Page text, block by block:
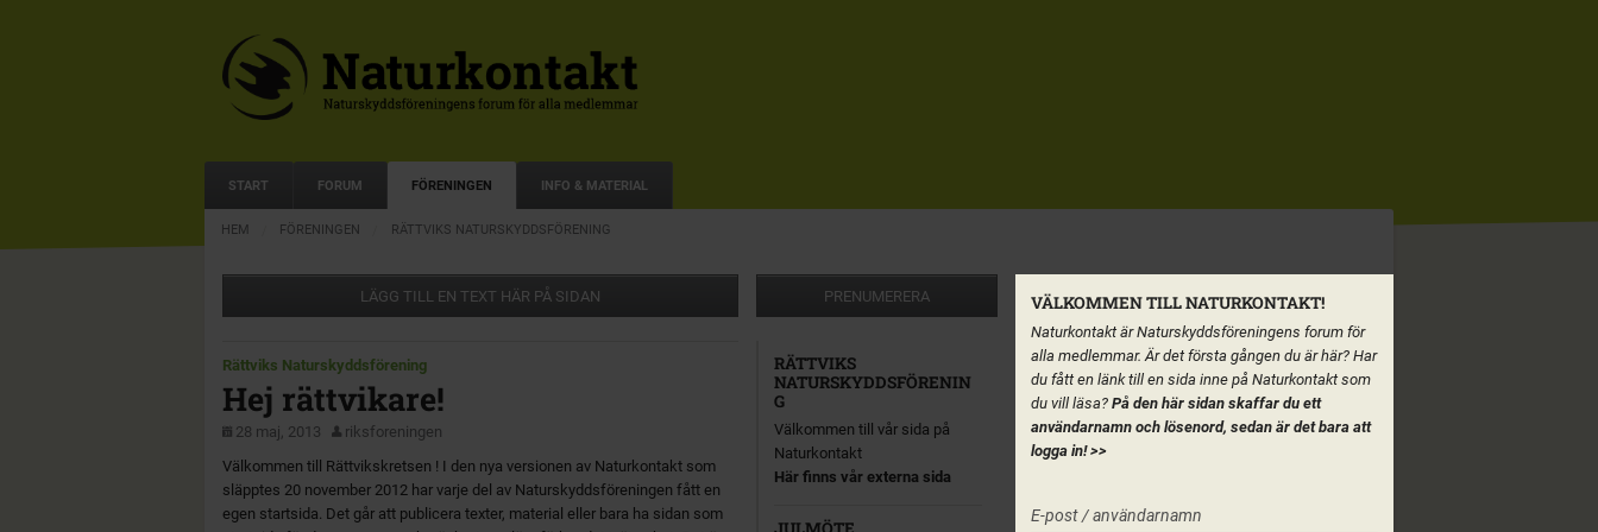
START FORUM FÖRENINGEN INFO & MATERIAL
HEM FÖRENINGEN RÄTTVIKS NATURSKYDDSFÖRENING
LÄGG TILL EN TEXT HÄR PÅ SIDAN
Rättviks Naturskyddsförening
Hej rättvikare!
28 maj, 2013
riksforeningen
Välkommen till Rättvikskretsen ! I den nya versionen av Naturkontakt som
släpptes 20 november 2012 har varje del av Naturskyddsföreningen fått en
egen startsida. Det går att publicera texter, material eller bara ha sidan som
PRENUMERERA
RÄTTVIKS
NATURSKYDDSFÖRENIN
G
Välkommen till vår sida på
Naturkontakt
Här finns vår externa sida
VÄLKOMMEN TILL NATURKONTAKT!
Naturkontakt är Naturskyddsföreningens forum för
alla medlemmar. Är det första gången du är här? Har
du fått en länk till en sida inne på Naturkontakt som
du vill läsa? På den här sidan skaffar du ett
användarnamn och lösenord, sedan är det bara att
logga in!>>
E-post / användarnamn